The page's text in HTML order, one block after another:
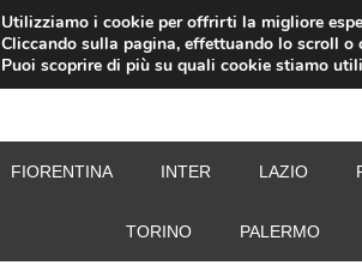
FIORENTINA INTER LAZIO
TORINO PALERMO
Utilizziamo i cookie per offrirti la migliore
Cliccando sulla pagina, effettuando lo scroll
Puoi scoprire di più su quali cookie stiamo